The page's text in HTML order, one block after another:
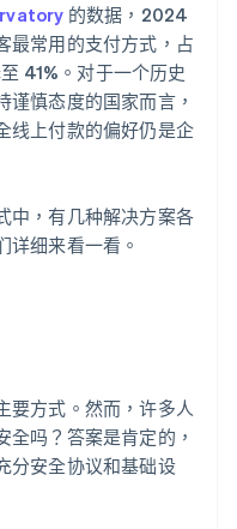
的数据，2024
最常用的支付方式，占
41%。对于一个历史
谨慎态度的国家而言，
线上付款的偏好仍是企
中，有几种解决方案各
详细来看一看。
要方式。然而，许多人
全吗？答案是肯定的，
分安全协议和基础设